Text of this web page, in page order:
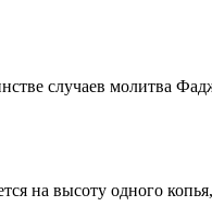
случаев молитва
на высоту одного